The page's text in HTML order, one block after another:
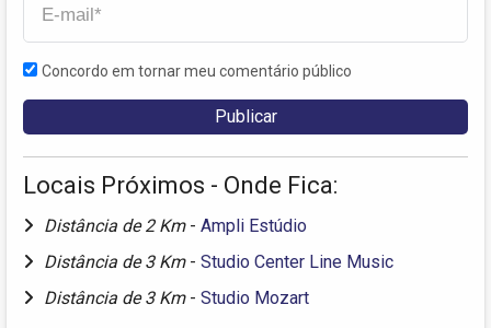
Concordo em tornar meu comentário público
Locais Próximos - Onde Fica:
Distância de 2 Km - Ampli Estúdio
Distância de 3 Km - Studio Center Line Music
Distância de 3 Km - Studio Mozart